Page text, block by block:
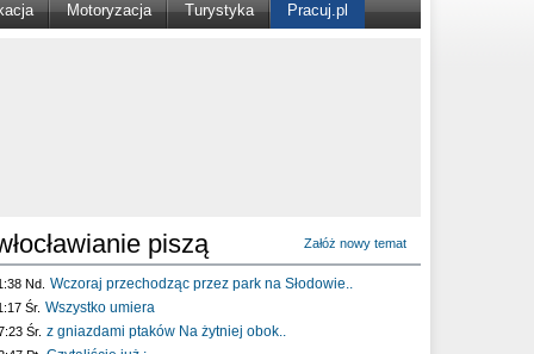
Motoryzacja Turystyka Pracuj.pl
piszą Załóż nowy temat
Nd. Wczoraj przechodząc przez park na Słodowie..
Śr. Wszystko umiera
Śr. z gniazdami ptaków Na żytniej obok..